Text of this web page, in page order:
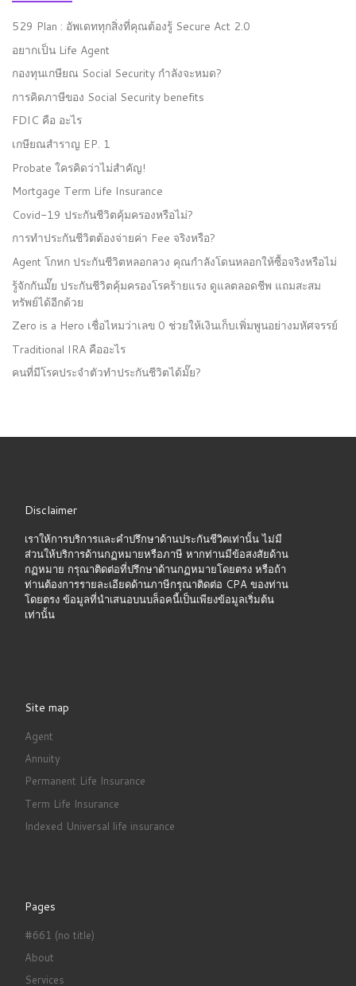
529 Plan : อัพเดททุกสิ่งที่คุณต้องรู้ Secure Act 2.0
อยากเป็น Life Agent
กองทุนเกษียณ Social Security กำลังจะหมด?
การคิดภาษีของ Social Security benefits
FDIC คือ อะไร
เกษียณสำราญ EP. 1
Probate ใครคิดว่าไม่สำคัญ!
Mortgage Term Life Insurance
Covid-19 ประกันชีวิตคุ้มครองหรือไม่?
การทำประกันชีวิตต้องจ่ายค่า Fee จริงหรือ?
Agent โกหก ประกันชีวิตหลอกลวง คุณกำลังโดนหลอกให้ซื้อจริงหรือไม่
รู้จักกันมั๊ย ประกันชีวิตคุ้มครองโรคร้ายแรง ดูแลตลอดชีพ แถมสะสม
ทรัพย์ได้อีกด้วย
Zero is a Hero เชื่อไหมว่าเลข 0 ช่วยให้เงินเก็บเพิ่มพูนอย่างมหัศจรรย์
Traditional IRA คืออะไร
คนที่มีโรคประจำตัวทำประกันชีวิตได้มั๊ย?
Disclaimer
เราให้การบริการและคำปรึกษาด้านประกันชีวิตเท่านั้น ไม่มี
ส่วนให้บริการด้านกฏหมายหรือภาษี หากท่านมีข้อสงสัยด้าน
กฏหมาย กรุณาติดต่อที่ปรึกษาด้านกฏหมายโดยตรง หรือถ้า
ท่านต้องการรายละเอียดด้านภาษีกรุณาติดต่อ CPA ของท่าน
โดยตรง ข้อมูลที่นำเสนอบนบล็อคนี้เป็นเพียงข้อมูลเริ่มต้น
เท่านั้น
Site map
Agent
Annuity
Permanent Life Insurance
Term Life Insurance
Indexed Universal life insurance
Pages
#661 (no title)
About
Services